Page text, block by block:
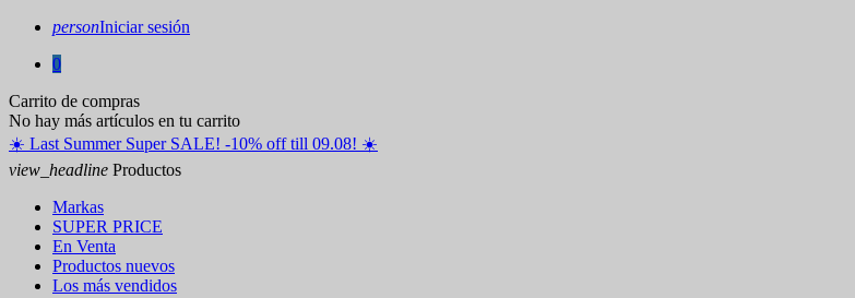
personIniciar sesión
0
Carrito de compras
No hay más artículos en tu carrito
☀️ ️Last Summer Super SALE! -10% off till 09.08! ☀️
view_headline Productos
Markas
SUPER PRICE
En Venta
Productos nuevos
Los más vendidos